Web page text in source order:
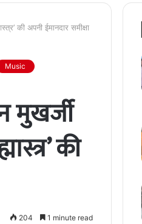
की अपनी ईमानदार समीक्षा
Music
मुखर्जी
की
204 1 minute read